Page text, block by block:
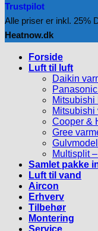
Trustpilot
Alle priser er inkl. 25%
Heatnow.dk
Forside
Luft til luft
Daikin
Mitsubishi
Mitsubishi
Cooper &
Gree
Multisplit
Samlet pakke
Luft til vand
Aircon
Erhverv
Tilbehør
Montering
Service